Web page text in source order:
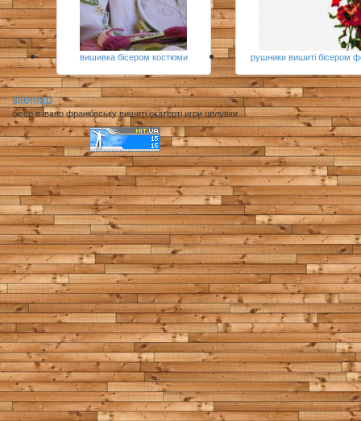
вишивка бісером костюми рушники вишиті бісером
sitemap
бісер в івано франківську вишиті скатерті игри целувки